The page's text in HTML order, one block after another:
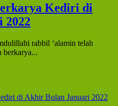
Kediri di
2022
rabbil ‘alamin telah
berkarya...